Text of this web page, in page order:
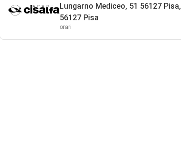
Lungarno Mediceo, 51 56127 Pisa,
56127 Pisa
orari